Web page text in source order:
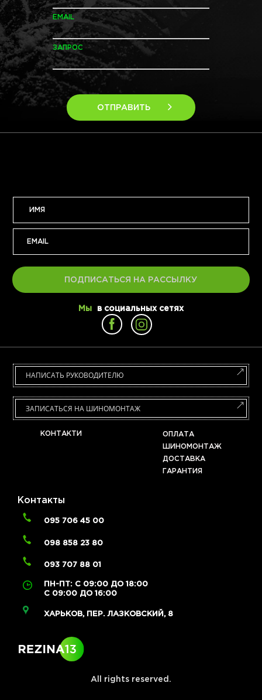
EMAIL
ЗАПРОС
ОТПРАВИТЬ
ПОДПИСАТЬСЯ НА РАССЫЛКУ
Мы в социальных сетях
НАПИСАТЬ РУКОВОДИТЕЛЮ
ЗАПИСАТЬСЯ НА ШИНОМОНТАЖ
КОНТАКТИ
ОПЛАТА
ШИНОМОНТАЖ
ДОСТАВКА
ГАРАНТИЯ
Контакты
095 706 45 00
098 858 23 80
093 707 88 01
ПН-ПТ: С 09:00 ДО 18:00
С 09:00 ДО 16:00
ХАРЬКОВ, ПЕР. ЛАЗКОВСКИЙ, 8
All rights reserved.